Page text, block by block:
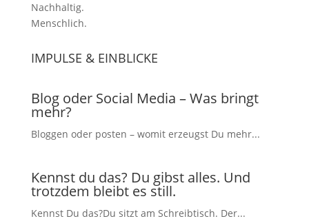
Nachhaltig.
Menschlich.
IMPULSE & EINBLICKE
Blog oder Social Media – Was bringt
mehr?
Bloggen oder posten – womit erzeugst Du mehr...
Kennst du das? Du gibst alles. Und
trotzdem bleibt es still.
Kennst Du das?Du sitzt am Schreibtisch. Der...